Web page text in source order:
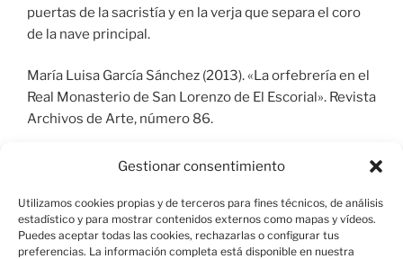
Gestionar consentimiento
Utilizamos cookies propias y de terceros para fines técnicos, de análisis
estadístico y para mostrar contenidos externos como mapas y vídeos.
Puedes aceptar todas las cookies, rechazarlas o configurar tus
preferencias. La información completa está disponible en nuestra
puertas de la sacristía y en la verja que separa el coro
de la nave principal.
María Luisa García Sánchez (2013). «La orfebrería en el
Real Monasterio de San Lorenzo de El Escorial». Revista
Archivos de Arte, número 86.
Aviso Legal